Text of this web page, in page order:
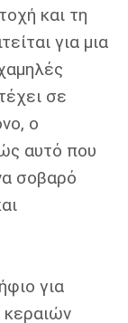
και τη
για μια
σε
ο
αυτό που
σοβαρό
για